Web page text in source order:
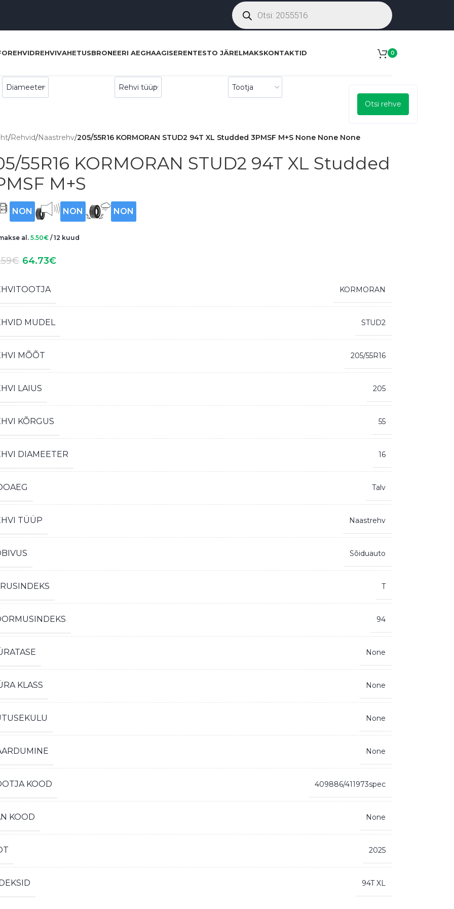
REHVIDREHVIVAHETUSBRONEERI AEGHAAGISERENTESTO JÄRELMAKSKONTAKTID 0
Otsi rehve
/Rehvid/Naastrehv/205/55R16 KORMORAN STUD2 94T XL Studded 3PMSF M+S None None None
55R16 KORMORAN STUD2 94T XL Studded
M+S
NON
NON
NON
al.5.50€ / 12 kuud
€ 64.73€
KORMORAN
MUDEL STUD2
MÕÕT 205/55R16
LAIUS 205
KÕRGUS 55
DIAMEETER 16
Talv
TÜÜP Naastrehv
Sõiduauto
T
94
None
KLASS None
None
None
KOOD 409886/411973spec
KOOD None
2025
94T XL